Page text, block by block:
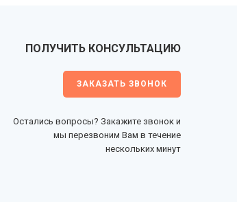
ПОЛУЧИТЬ КОНСУЛЬТАЦИЮ
ЗАКАЗАТЬ ЗВОНОК
Остались вопросы? Закажите звонок и
мы перезвоним Вам в течение
нескольких минут